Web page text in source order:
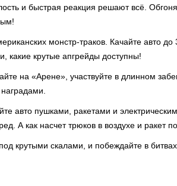
и быстрая реакция решают всё.
монстр-траков. Качайте авто до
какие крутые апгрейды доступны!
на «Арене», участвуйте в длинном
авто пушками, ракетами и
А как насчет трюков в воздухе и ракет
крутыми скалами, и побеждайте в